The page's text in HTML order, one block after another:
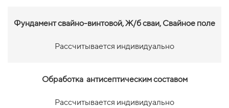
Фундамент свайно-винтовой,Ж/б сваи, Свайное поле
Рассчитывается индивидуально
Обработка антисептическим составом
Рассчитывается индивидуально